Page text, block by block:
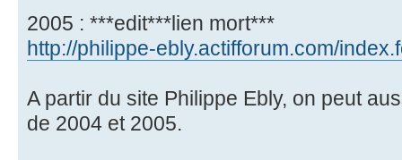
2005 : ***edit***lien mort***
http://philippe-ebly.actifforum.com/
A partir du site Philippe Ebly, on peut
de 2004 et 2005.